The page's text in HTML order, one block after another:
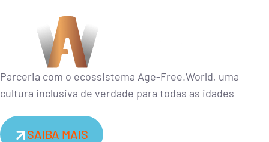
Parceria com o ecossistema Age-Free.World, uma
cultura inclusiva de verdade para todas as idades
SAIBA MAIS